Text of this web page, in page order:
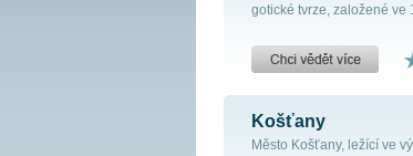
gotické tvrze, založené ve
Košťany
Město Košťany, ležící ve